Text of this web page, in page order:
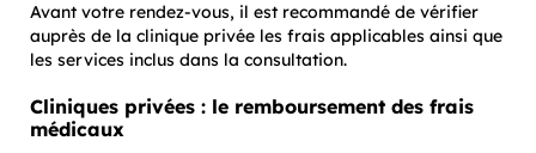
Avant votre rendez-vous, il est recommandé de vérifier
auprès de la clinique privée les frais applicables ainsi que
les services inclus dans la consultation.
Cliniques privées : le remboursement des frais
médicaux